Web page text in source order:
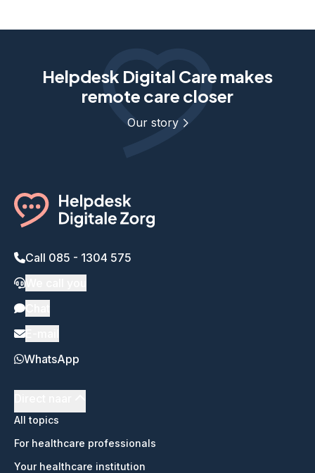
Helpdesk Digital Care makes
remote care closer
Our story
Call 085 - 1304 575
WhatsApp
All topics
For healthcare professionals
Your healthcare institution